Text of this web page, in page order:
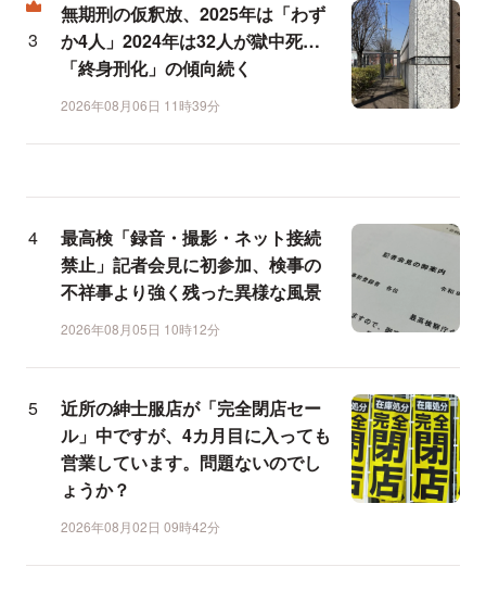
無期刑の仮釈放、2025年は「わず
か4人」2024年は32人が獄中死…
「終身刑化」の傾向続く
2026年08月06日 11時39分
最高検「録音・撮影・ネット接続
禁止」記者会見に初参加、検事の
不祥事より強く残った異様な風景
2026年08月05日 10時12分
近所の紳士服店が「完全閉店セー
ル」中ですが、4カ月目に入っても
営業しています。問題ないのでし
ょうか？
2026年08月02日 09時42分